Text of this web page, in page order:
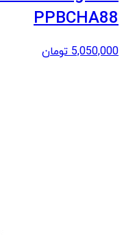
PPBCHA88
5,050,000 تومان